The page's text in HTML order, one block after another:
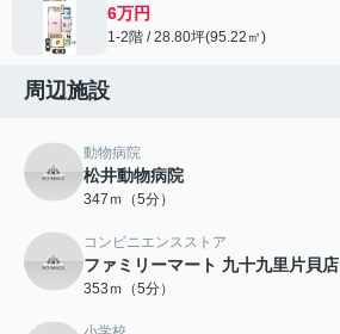
6万円
1-2階 / 28.80坪(95.22㎡)
周辺施設
動物病院
松井動物病院
347ｍ（5分）
コンビニエンスストア
ファミリーマート 九十九里片貝店
353ｍ（5分）